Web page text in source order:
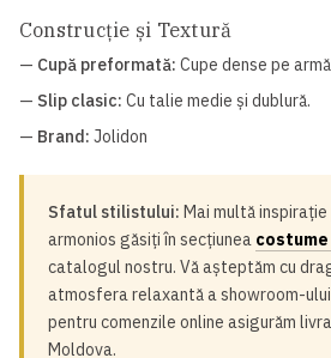
Construcție și Textură
— Cupă preformată: Cupe dense pe
— Slip clasic: Cu talie medie și dublură.
— Brand: Jolidon
Sfatul stilistului: Mai multă
armonios găsiți în secțiunea costume
catalogul nostru. Vă așteptăm cu
atmosfera relaxantă a showroom-ului
pentru comenzile online asigurăm
Moldova.